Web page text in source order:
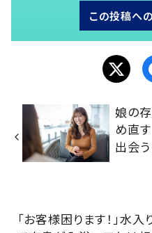
この投稿へ
娘の
め直
出会
「お客様困ります！」水入